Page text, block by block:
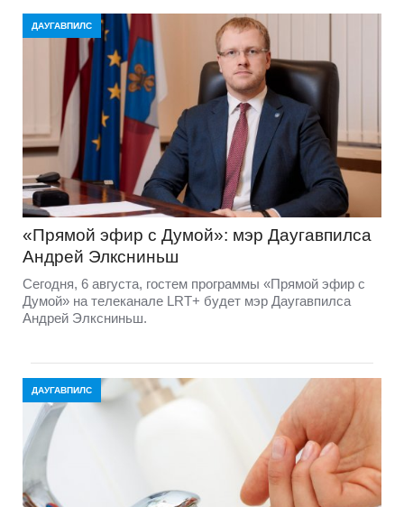
ДАУГАВПИЛС
«Прямой эфир с Думой»: мэр Даугавпилса
Андрей Элксниньш
Сегодня, 6 августа, гостем программы «Прямой эфир с
Думой» на телеканале LRT+ будет мэр Даугавпилса
Андрей Элксниньш.
ДАУГАВПИЛС